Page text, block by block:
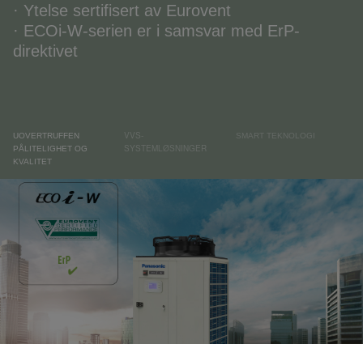
· Ytelse sertifisert av Eurovent
· ECOi-W-serien er i samsvar med ErP-
direktivet
UOVERTRUFFEN
PÅLITELIGHET OG
KVALITET
VVS-
SYSTEMLØSNINGER
SMART TEKNOLOGI